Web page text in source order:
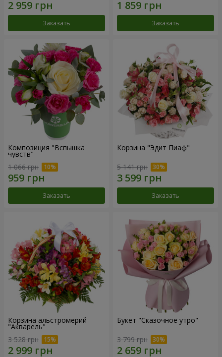
Заказать Заказать
Композиция "Вспышка
чувств"
1 066 грн
Заказать
Корзина "Эдит Пиаф"
5 141 грн
Заказать
Корзина альстромерий
"Акварель"
3 528 грн
Букет "Сказочное утро"
3 799 грн